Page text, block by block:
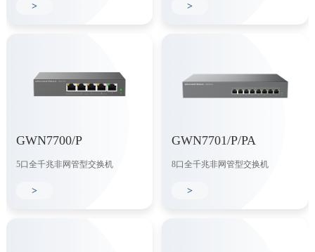
> >
GWN7700/P
5口全千兆非网管型交换机
>
GWN7701/P/PA
8口全千兆非网管型交换机
>